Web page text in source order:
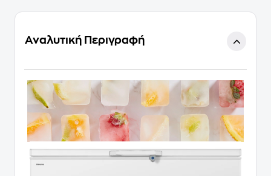
Αναλυτική Περιγραφή